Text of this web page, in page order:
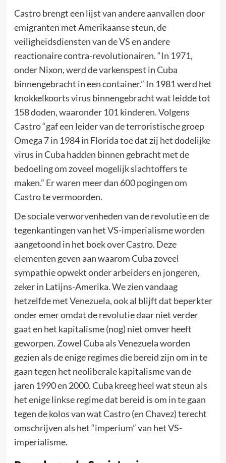
Castro brengt een lijst van andere aanvallen door
emigranten met Amerikaanse steun, de
veiligheidsdiensten van de VS en andere
reactionaire contra-revolutionairen. “In 1971,
onder Nixon, werd de varkenspest in Cuba
binnengebracht in een container.” In 1981 werd het
knokkelkoorts virus binnengebracht wat leidde tot
158 doden, waaronder 101 kinderen. Volgens
Castro “gaf een leider van de terroristische groep
Omega 7 in 1984 in Florida toe dat zij het dodelijke
virus in Cuba hadden binnen gebracht met de
bedoeling om zoveel mogelijk slachtoffers te
maken.” Er waren meer dan 600 pogingen om
Castro te vermoorden.
De sociale verworvenheden van de revolutie en de
tegenkantingen van het VS-imperialisme worden
aangetoond in het boek over Castro. Deze
elementen geven aan waarom Cuba zoveel
sympathie opwekt onder arbeiders en jongeren,
zeker in Latijns-Amerika. We zien vandaag
hetzelfde met Venezuela, ook al blijft dat beperkter
onder emer omdat de revolutie daar niet verder
gaat en het kapitalisme (nog) niet omver heeft
geworpen. Zowel Cuba als Venezuela worden
gezien als de enige regimes die bereid zijn om in te
gaan tegen het neoliberale kapitalisme van de
jaren 1990 en 2000. Cuba kreeg heel wat steun als
het enige linkse regime dat bereid is om in te gaan
tegen de kolos van wat Castro (en Chavez) terecht
omschrijven als het “imperium” van het VS-
imperialisme.